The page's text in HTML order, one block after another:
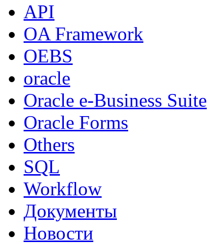
API
OA Framework
OEBS
oracle
Oracle e-Business Suite
Oracle Forms
Others
SQL
Workflow
Документы
Новости